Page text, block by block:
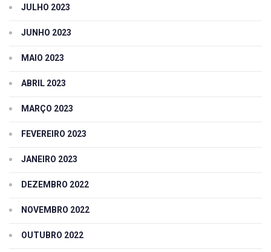
JULHO 2023
JUNHO 2023
MAIO 2023
ABRIL 2023
MARÇO 2023
FEVEREIRO 2023
JANEIRO 2023
DEZEMBRO 2022
NOVEMBRO 2022
OUTUBRO 2022